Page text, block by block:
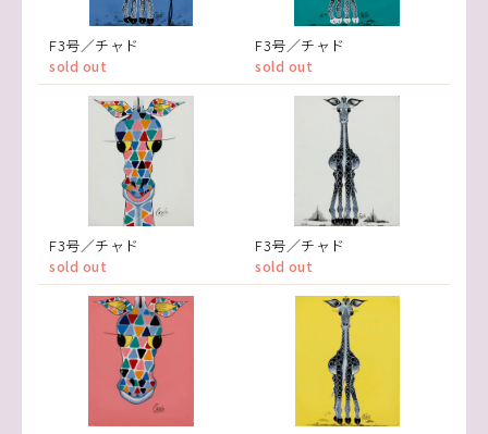
F3号／チャド
sold out
F3号／チャド
sold out
F3号／チャド
sold out
F3号／チャド
sold out